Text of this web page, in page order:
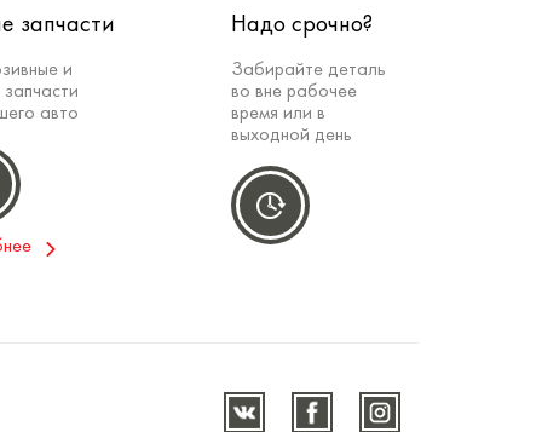
запчасти
и
авто
Надо срочно?
Забирайте деталь
во вне рабочее
время или в
выходной день